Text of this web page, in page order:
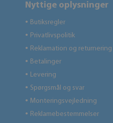
Nyttige oplysninger
● Butiksregler
● Privatlivspolitik
● Reklamation og returnering
● Betalinger
● Levering
● Spørgsmål og svar
● Monteringsvejledning
● Reklamebestemmelser